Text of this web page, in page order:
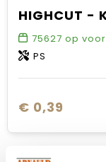
HIGHCUT
75627 op
PS
€ 0,39